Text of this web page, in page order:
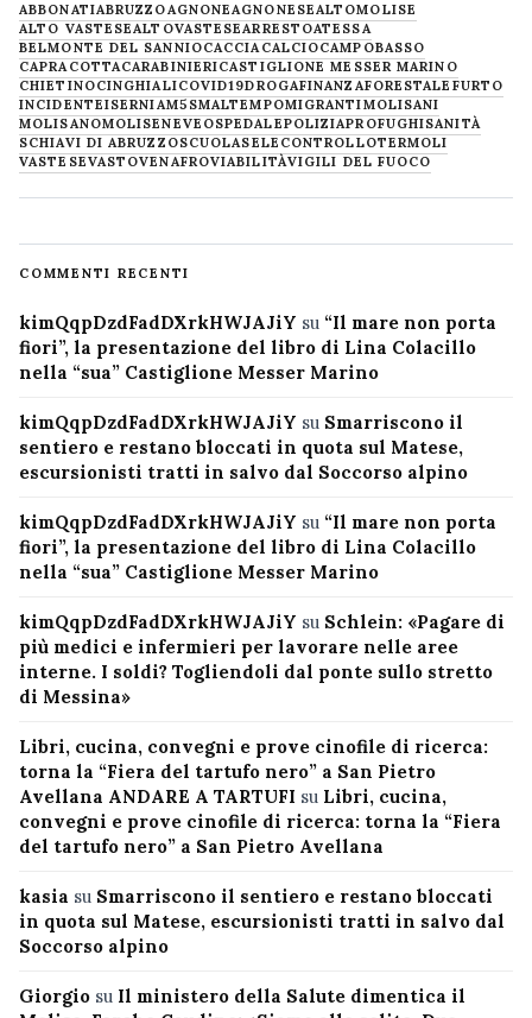
ABBONATIABRUZZOAGNONEAGNONESEALTOMOLISE
ALTO VASTESEALTOVASTESEARRESTOATESSA
BELMONTE DEL SANNIOCACCIACALCIOCAMPOBASSO
CAPRACOTTACARABINIERICASTIGLIONE MESSER MARINO
CHIETINOCINGHIALICOVID19DROGAFINANZAFORESTALE FURTO
INCIDENTEISERNIAM5SMALTEMPOMIGRANTIMOLISANI
MOLISANOMOLISENEVE OSPEDALEPOLIZIAPROFUGHISANITÀ
SCHIAVI DI ABRUZZOSCUOLASELECONTROLLOTERMOLI
VASTESEVASTOVENAFROVIABILITÀVIGILI DEL FUOCO
COMMENTI RECENTI
kimQqpDzdFadDXrkHWJAJiY su “Il mare non porta
fiori”, la presentazione del libro di Lina Colacillo
nella “sua” Castiglione Messer Marino
kimQqpDzdFadDXrkHWJAJiY su Smarriscono il
sentiero e restano bloccati in quota sul Matese,
escursionisti tratti in salvo dal Soccorso alpino
kimQqpDzdFadDXrkHWJAJiY su “Il mare non porta
fiori”, la presentazione del libro di Lina Colacillo
nella “sua” Castiglione Messer Marino
kimQqpDzdFadDXrkHWJAJiY su Schlein: «Pagare di
più medici e infermieri per lavorare nelle aree
interne. I soldi? Togliendoli dal ponte sullo stretto
di Messina»
Libri, cucina, convegni e prove cinofile di ricerca:
torna la “Fiera del tartufo nero” a San Pietro
Avellana ANDARE A TARTUFI su Libri, cucina,
convegni e prove cinofile di ricerca: torna la “Fiera
del tartufo nero” a San Pietro Avellana
kasia su Smarriscono il sentiero e restano bloccati
in quota sul Matese, escursionisti tratti in salvo dal
Soccorso alpino
Giorgio su Il ministero della Salute dimentica il